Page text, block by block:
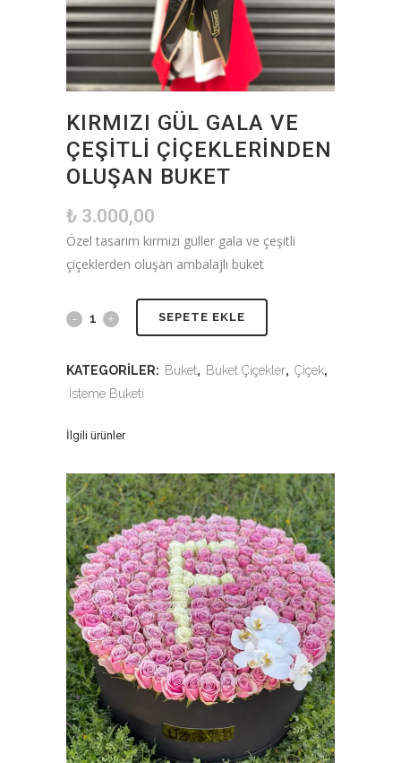
KIRMIZI GÜL GALA VE
ÇEŞITLI ÇIÇEKLERINDEN
OLUŞAN BUKET
₺ 3.000,00
Özel tasarım kırmızı güller gala ve çeşitli
çiçeklerden oluşan ambalajlı buket
SEPETE EKLE
KATEGORILER: Buket, Buket Çiçekler, Çiçek,
İsteme Buketi
İlgili ürünler